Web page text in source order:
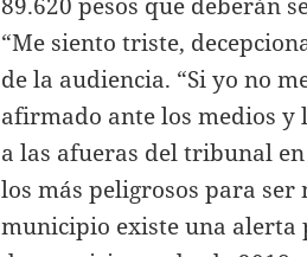
“Me siento triste,
de la audiencia. “Si yo no
afirmado ante los medios y
a las afueras del tribunal
los más peligrosos para ser
municipio existe una